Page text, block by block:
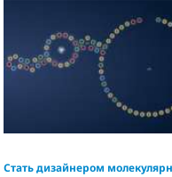
Стать дизайнером